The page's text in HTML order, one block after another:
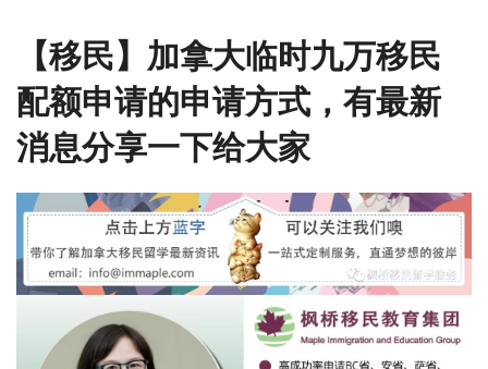
【移民】加拿大临时九万移民
配额申请的申请方式，有最新
消息分享一下给大家